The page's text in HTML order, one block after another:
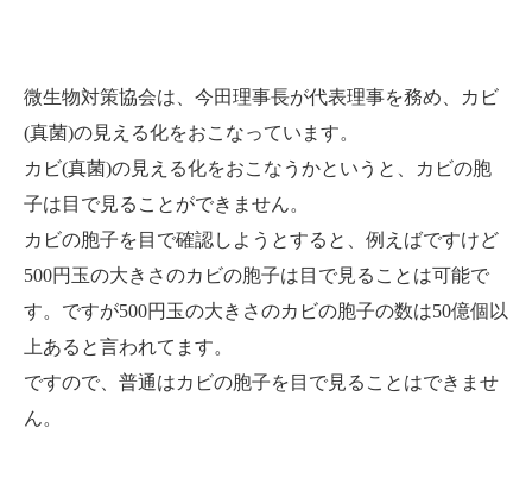
微生物対策協会は、今田理事長が代表理事を務め、カビ
(真菌)の見える化をおこなっています。
カビ(真菌)の見える化をおこなうかというと、カビの胞
子は目で見ることができません。
カビの胞子を目で確認しようとすると、例えばですけど
500円玉の大きさのカビの胞子は目で見ることは可能で
す。ですが500円玉の大きさのカビの胞子の数は50億個以
上あると言われてます。
ですので、普通はカビの胞子を目で見ることはできませ
ん。